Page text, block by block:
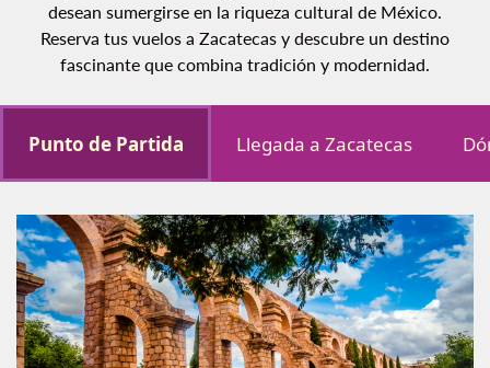
desean sumergirse en la riqueza cultural de México.
Reserva tus vuelos a Zacatecas y descubre un destino
fascinante que combina tradición y modernidad.
Punto de Partida Llegada a Zacatecas